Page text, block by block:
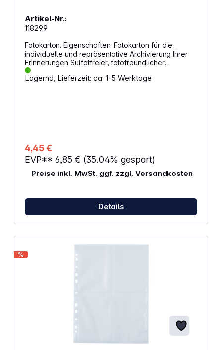
Artikel-Nr.:
118299
Fotokarton. Eigenschaften: Fotokarton für die
individuelle und repräsentative Archivierung Ihrer
Erinnerungen Sulfatfreier, fotofreundlicher
Spezialkarton mit angeklebtem Schutzblatt aus
Strukturpapier Mit Eurolochung, passend für HERMA
Lagernd, Lieferzeit: ca. 1-5 Werktage
4,45 €
EVP** 6,85 € (35.04% gespart)
Preise inkl. MwSt. ggf. zzgl. Versandkosten
Details
%